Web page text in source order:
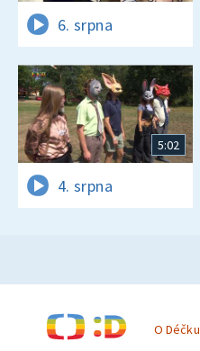
6. srpna
5:02
4. srpna
O Déčku